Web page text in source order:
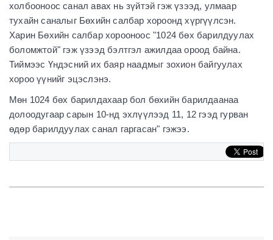
холбооноос санал авах нь зүйтэй гэж үзээд, улмаар
тухайн саналыг Бөхийн салбар хороонд хүргүүлсэн.
Харин Бөхийн салбар хорооноос "1024 бөх барилдуулах
боломжтой" гэж үзээд бэлтгэл ажилдаа ороод байна.
Тиймээс Үндэсний их баяр наадмыг зохион байгуулах
хороо үүнийг эцэслэнэ.
Мөн 1024 бөх барилдахаар бол бөхийн барилдаанаа
долоодугаар сарын 10-нд эхлүүлээд 11, 12 гээд гурван
өдөр барилдуулах санал гаргасан" гэжээ.